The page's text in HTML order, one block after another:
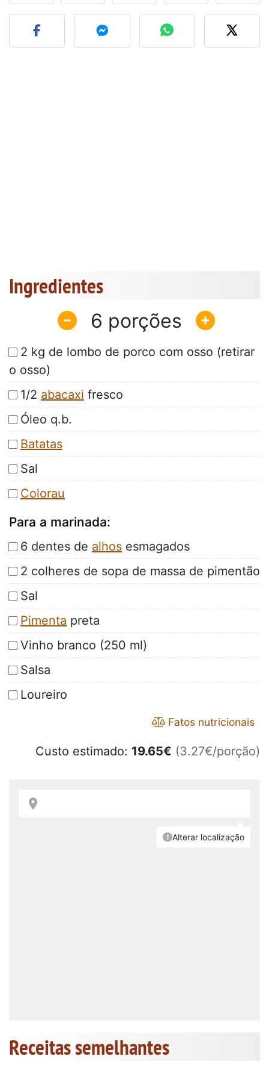
Fez esta receita?
Ingredientes
6
2 kg de lombo de porco com osso (retirar
o osso)
1/2 abacaxi fresco
Óleo q.b.
Batatas
Sal
Colorau
Para a marinada:
6 dentes de alhos esmagados
2 colheres de sopa de massa de pimentão
Sal
Pimenta preta
Vinho branco (250 ml)
Salsa
Loureiro
Fatos nutricionais
Custo estimado: 19.65€ (3.27€/porção)
Receitas semelhantes